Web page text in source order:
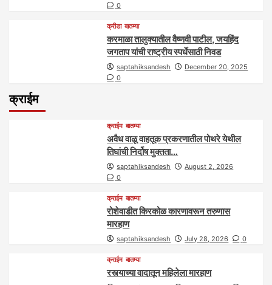
0
क्रीडा बातम्या
करमाळा तालुक्यातील वैष्णवी पाटील, जयहिंद
जगताप यांची राष्ट्रीय स्पर्धेसाठी निवड
saptahiksandesh
December 20, 2025
0
क्राईम
क्राईम बातम्या
अवैध वाळू वाहतूक प्रकरणातील पोथरे येथील
तिघांची निर्दोष मुक्तता…
saptahiksandesh
August 2, 2026
0
क्राईम बातम्या
रोशेवाडीत किरकोळ कारणावरून तरुणास
मारहाण
saptahiksandesh July 28, 2026 0
क्राईम बातम्या
रस्त्याच्या वादातून महिलेला मारहाण